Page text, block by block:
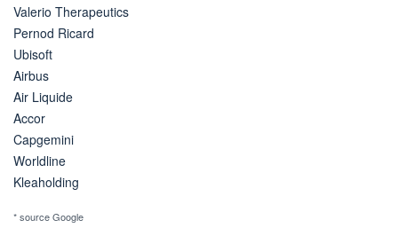
Valerio Therapeutics
Pernod Ricard
Ubisoft
Airbus
Air Liquide
Accor
Capgemini
Worldline
Kleaholding
* source Google